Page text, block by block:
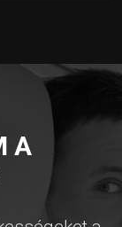
A